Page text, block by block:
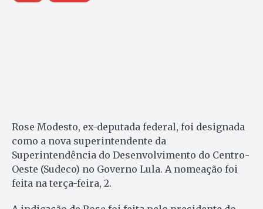
Rose Modesto, ex-deputada federal, foi designada
como a nova superintendente da
Superintendência do Desenvolvimento do Centro-
Oeste (Sudeco) no Governo Lula. A nomeação foi
feita na terça-feira, 2.